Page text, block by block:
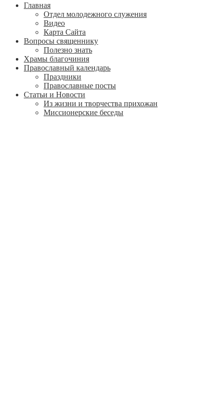
Главная
Отдел молодежного служения
Видео
Карта Сайта
Вопросы священнику
Полезно знать
Храмы благочиния
Православный календарь
Праздники
Православные посты
Статьи и Новости
Из жизни и творчества прихожан
Миссионерские беседы